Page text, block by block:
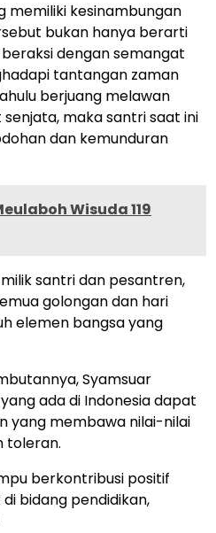
memiliki kesinambungan
bukan hanya berarti
dengan semangat
tantangan zaman
berjuang melawan
maka santri saat ini
dan kemunduran
Wisuda 119
santri dan pesantren,
golongan dan hari
elemen bangsa yang
Syamsuar
ada di Indonesia dapat
yang membawa nilai-nilai
toleran.
berkontribusi positif
bidang pendidikan,